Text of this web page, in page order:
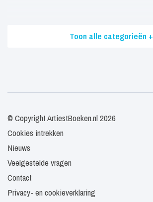
Toon alle categorieën +
© Copyright ArtiestBoeken.nl 2026
Cookies intrekken
Nieuws
Veelgestelde vragen
Contact
Privacy- en cookieverklaring